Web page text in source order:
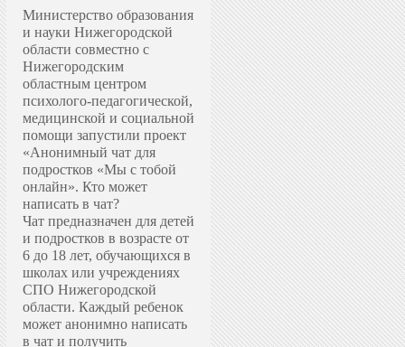
Министерство образования
и науки Нижегородской
области совместно с
Нижегородским
областным центром
психолого-педагогической,
медицинской и социальной
помощи запустили проект
«Анонимный чат для
подростков «Мы с тобой
онлайн». Кто может
написать в чат?
Чат предназначен для детей
и подростков в возрасте от
6 до 18 лет, обучающихся в
школах или учреждениях
СПО Нижегородской
области. Каждый ребенок
может анонимно написать
в чат и получить